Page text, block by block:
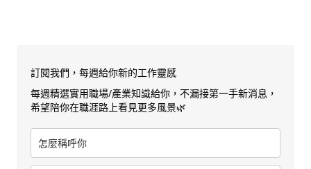
訂閱我們，每週給你新的工作靈感
每週精選實用職場/產業知識給你，不漏接第一手新消息，
希望陪你在職涯路上看見更多風景🌿